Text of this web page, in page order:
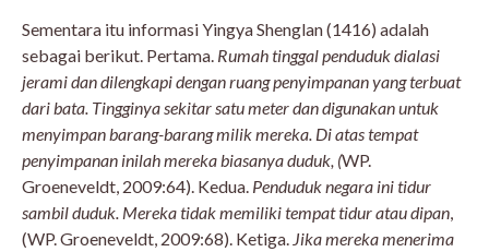
Sementara itu informasi Yingya Shenglan (1416) adalah
sebagai berikut. Pertama. Rumah tinggal penduduk dialasi
jerami dan dilengkapi dengan ruang penyimpanan yang terbuat
dari bata. Tingginya sekitar satu meter dan digunakan untuk
menyimpan barang-barang milik mereka. Di atas tempat
penyimpanan inilah mereka biasanya duduk, (WP.
Groeneveldt, 2009:64). Kedua. Penduduk negara ini tidur
sambil duduk. Mereka tidak memiliki tempat tidur atau dipan,
(WP. Groeneveldt, 2009:68). Ketiga. Jika mereka menerima